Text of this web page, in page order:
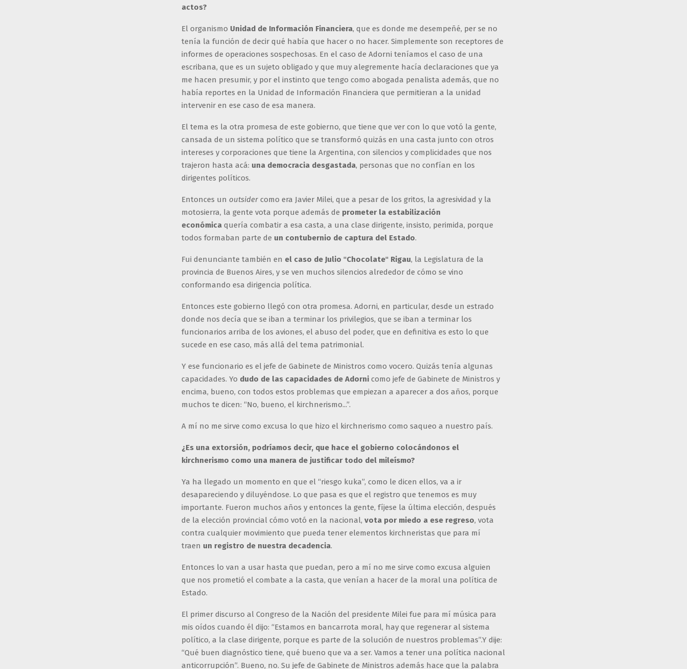
actos?
El organismo Unidad de Información Financiera, que es donde me desempeñé, per se no
tenía la función de decir qué había que hacer o no hacer. Simplemente son receptores de
informes de operaciones sospechosas. En el caso de Adorni teníamos el caso de una
escribana, que es un sujeto obligado y que muy alegremente hacía declaraciones que ya
me hacen presumir, y por el instinto que tengo como abogada penalista además, que no
había reportes en la Unidad de Información Financiera que permitieran a la unidad
intervenir en ese caso de esa manera.
El tema es la otra promesa de este gobierno, que tiene que ver con lo que votó la gente,
cansada de un sistema político que se transformó quizás en una casta junto con otros
intereses y corporaciones que tiene la Argentina, con silencios y complicidades que nos
trajeron hasta acá: una democracia desgastada, personas que no confían en los
dirigentes políticos.
Entonces un outsider como era Javier Milei, que a pesar de los gritos, la agresividad y la
motosierra, la gente vota porque además de prometer la estabilización
económica quería combatir a esa casta, a una clase dirigente, insisto, perimida, porque
todos formaban parte de un contubernio de captura del Estado.
Fui denunciante también en el caso de Julio "Chocolate" Rigau, la Legislatura de la
provincia de Buenos Aires, y se ven muchos silencios alrededor de cómo se vino
conformando esa dirigencia política.
Entonces este gobierno llegó con otra promesa. Adorni, en particular, desde un estrado
donde nos decía que se iban a terminar los privilegios, que se iban a terminar los
funcionarios arriba de los aviones, el abuso del poder, que en definitiva es esto lo que
sucede en ese caso, más allá del tema patrimonial.
Y ese funcionario es el jefe de Gabinete de Ministros como vocero. Quizás tenía algunas
capacidades. Yo dudo de las capacidades de Adorni como jefe de Gabinete de Ministros y
encima, bueno, con todos estos problemas que empiezan a aparecer a dos años, porque
muchos te dicen: “No, bueno, el kirchnerismo...”.
A mí no me sirve como excusa lo que hizo el kirchnerismo como saqueo a nuestro país.
¿Es una extorsión, podríamos decir, que hace el gobierno colocándonos el
kirchnerismo como una manera de justificar todo del mileísmo?
Ya ha llegado un momento en que el “riesgo kuka”, como le dicen ellos, va a ir
desapareciendo y diluyéndose. Lo que pasa es que el registro que tenemos es muy
importante. Fueron muchos años y entonces la gente, fíjese la última elección, después
de la elección provincial cómo votó en la nacional, vota por miedo a ese regreso, vota
contra cualquier movimiento que pueda tener elementos kirchneristas que para mí
traen un registro de nuestra decadencia.
Entonces lo van a usar hasta que puedan, pero a mí no me sirve como excusa alguien
que nos prometió el combate a la casta, que venían a hacer de la moral una política de
Estado.
El primer discurso al Congreso de la Nación del presidente Milei fue para mí música para
mis oídos cuando él dijo: “Estamos en bancarrota moral, hay que regenerar al sistema
político, a la clase dirigente, porque es parte de la solución de nuestros problemas”.Y dije:
“Qué buen diagnóstico tiene, qué bueno que va a ser. Vamos a tener una política nacional
anticorrupción”. Bueno, no. Su jefe de Gabinete de Ministros además hace que la palabra